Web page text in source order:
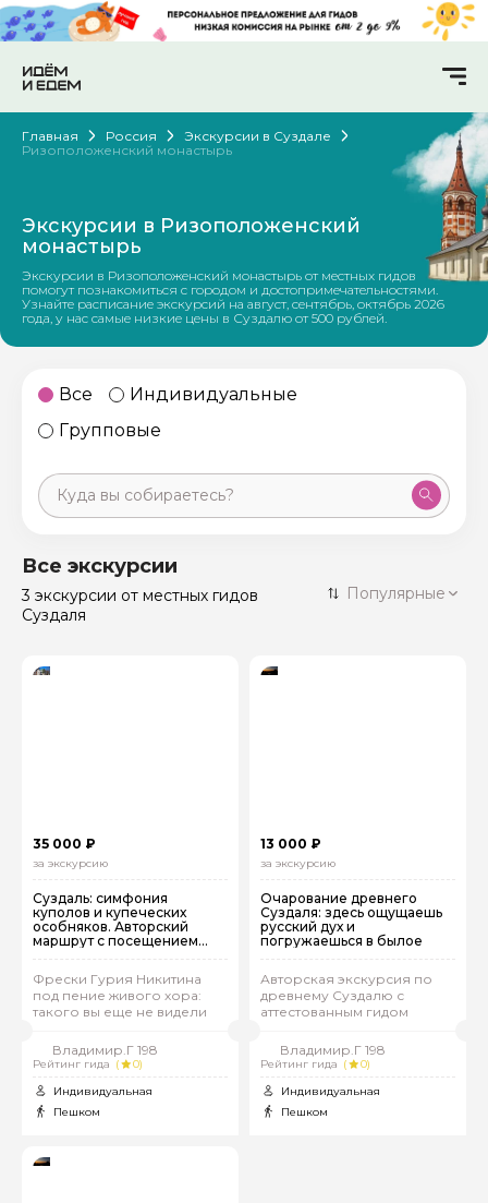
Главная Россия
Экскурсии в Суздале
Ризоположенский монастырь
Экскурсии в Ризоположенский
монастырь
Экскурсии в Ризоположенский монастырь от местных гидов
помогут познакомиться с городом и достопримечательностями.
Узнайте расписание экскурсий на август, сентябрь, октябрь 2026
года, у нас самые низкие цены в Суздалю от 500 рублей.
Все
Индивидуальные
Групповые
Санкт-Петербург
Россия
50 экскурсий
Все экскурсии
3 экскурсии от местных гидов
Суздаля
Популярные
35 000 ₽
за экскурсию
Суздаль: симфония
куполов и купеческих
особняков. Авторский
маршрут с посещением
музеев
Фрески Гурия Никитина
под пение живого хора:
такого вы еще не видели
Владимир.Г 198
Рейтинг гида (
0)
Индивидуальная
Пешком
13 000 ₽
за экскурсию
Очарование древнего
Суздаля: здесь ощущаешь
русский дух и
погружаешься в былое
Авторская экскурсия по
древнему Суздалю с
аттестованным гидом
Владимир.Г 198
Рейтинг гида (
0)
Индивидуальная
Пешком